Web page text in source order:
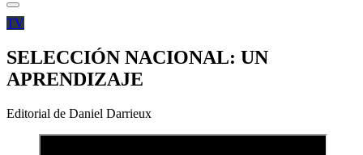
TV
SELECCIÓN NACIONAL: UN
APRENDIZAJE
Editorial de Daniel Darrieux